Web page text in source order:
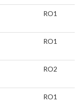
RO1
RO1
RO2
RO1